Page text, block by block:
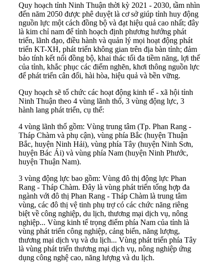
Quy hoạch tỉnh Ninh Thuận thời kỳ 2021 - 2030, tầm nhìn
đến năm 2050 được phê duyệt là cơ sở giúp tỉnh huy động
nguồn lực một cách đồng bộ và đạt hiệu quả cao nhất; đây
là kim chỉ nam để tỉnh hoạch định phương hướng phát
triển, lãnh đạo, điều hành và quản lý mọi hoạt động phát
triển KT-XH, phát triển không gian trên địa bàn tỉnh; đảm
bảo tính kết nối đồng bộ, khai thác tối đa tiềm năng, lợi thế
của tỉnh, khắc phục các điểm nghẽn, khơi thông nguồn lực
để phát triển cân đối, hài hòa, hiệu quả và bền vững.
Quy hoạch sẽ tổ chức các hoạt động kinh tế - xã hội tỉnh
Ninh Thuận theo 4 vùng lãnh thổ, 3 vùng động lực, 3
hành lang phát triển, cụ thể:
4 vùng lãnh thổ gồm: Vùng trung tâm (Tp. Phan Rang -
Tháp Chàm và phụ cận), vùng phía Bắc (huyện Thuận
Bắc, huyện Ninh Hải), vùng phía Tây (huyện Ninh Sơn,
huyện Bác Ái) và vùng phía Nam (huyện Ninh Phước,
huyện Thuận Nam).
3 vùng động lực bao gồm: Vùng đô thị động lực Phan
Rang - Tháp Chàm. Đây là vùng phát triển tổng hợp đa
ngành với đô thị Phan Rang - Tháp Chàm là trung tâm
vùng, các đô thị vệ tinh phụ trợ có các chức năng riêng
biệt về công nghiệp, du lịch, thương mại dịch vụ, nông
nghiệp... Vùng kinh tế trọng điểm phía Nam của tỉnh là
vùng phát triển công nghiệp, cảng biển, năng lượng,
thương mại dịch vụ và du lịch... Vùng phát triển phía Tây
là vùng phát triển thương mại dịch vụ, nông nghiệp ứng
dụng công nghệ cao, năng lượng và du lịch.